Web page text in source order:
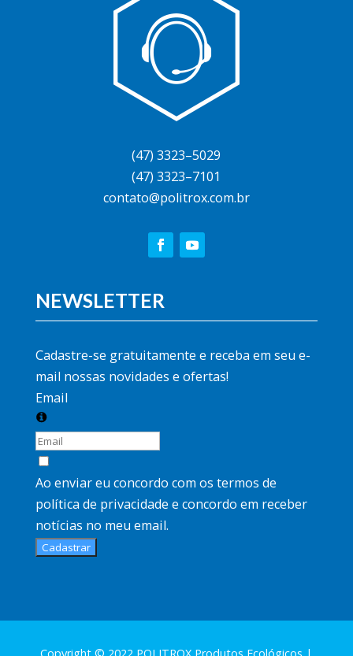
(47) 3323–5029
(47) 3323–7101
contato@politrox.com.br
NEWSLETTER
Cadastre-se gratuitamente e receba em seu e-
mail nossas novidades e ofertas!
Email
Ao enviar eu concordo com os termos de
política de privacidade e concordo em receber
notícias no meu email.
Cadastrar
Copyright © 2022 POLITROX Produtos Ecológicos |